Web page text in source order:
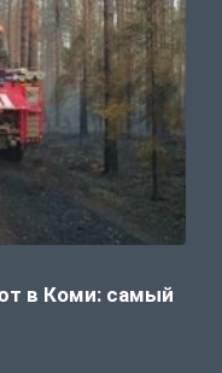
в Коми: самый